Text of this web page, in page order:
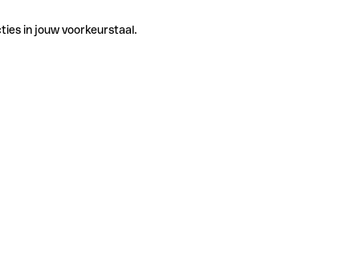
in jouw voorkeurstaal.